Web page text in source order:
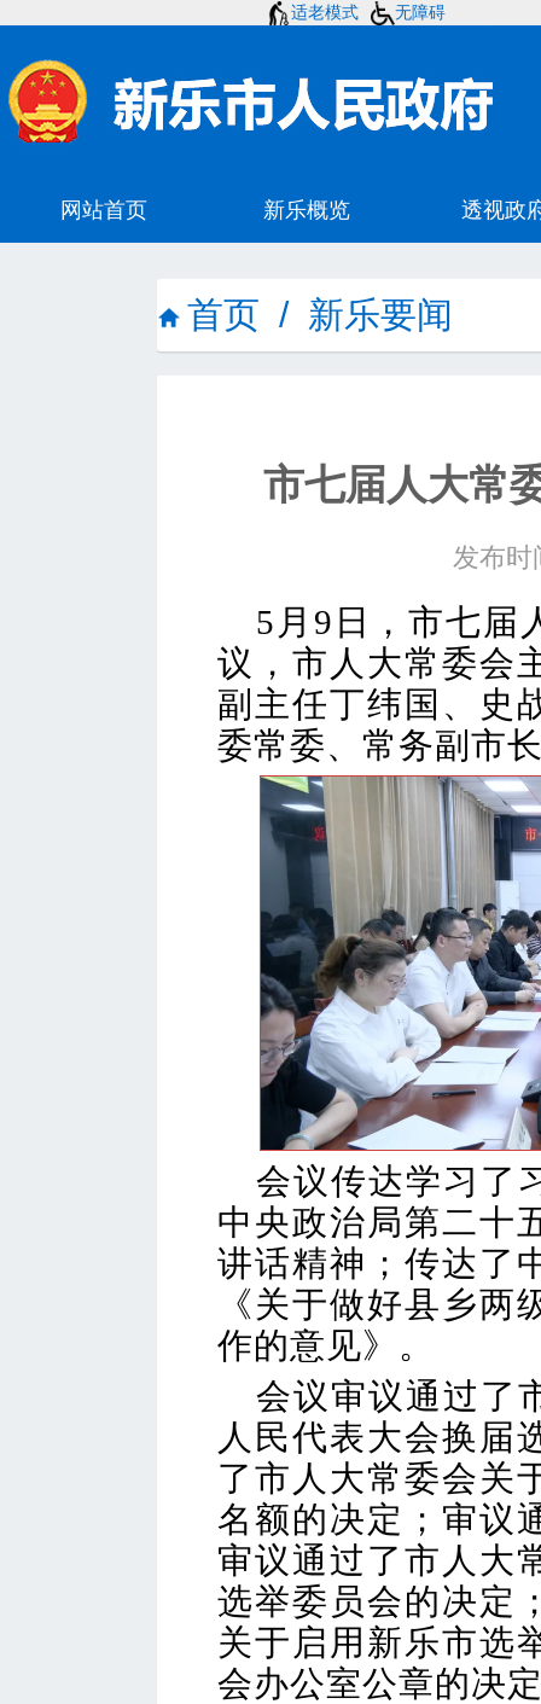
适老模式 无障碍
首页 / 新乐要闻
市七届人大常
发布时
5月9日，市七届
议，市人大常委会
副主任丁纬国、史
委常委、常务副市
会议传达学习了
中央政治局第二十
讲话精神；传达了
《关于做好县乡
作的意见》。
会议审议通过了
人民代表大会换届
了市人大常委会关
名额的决定；审议
审议通过了市人大
选举委员会的决定
关于启用新乐市选
会办公室公章的决